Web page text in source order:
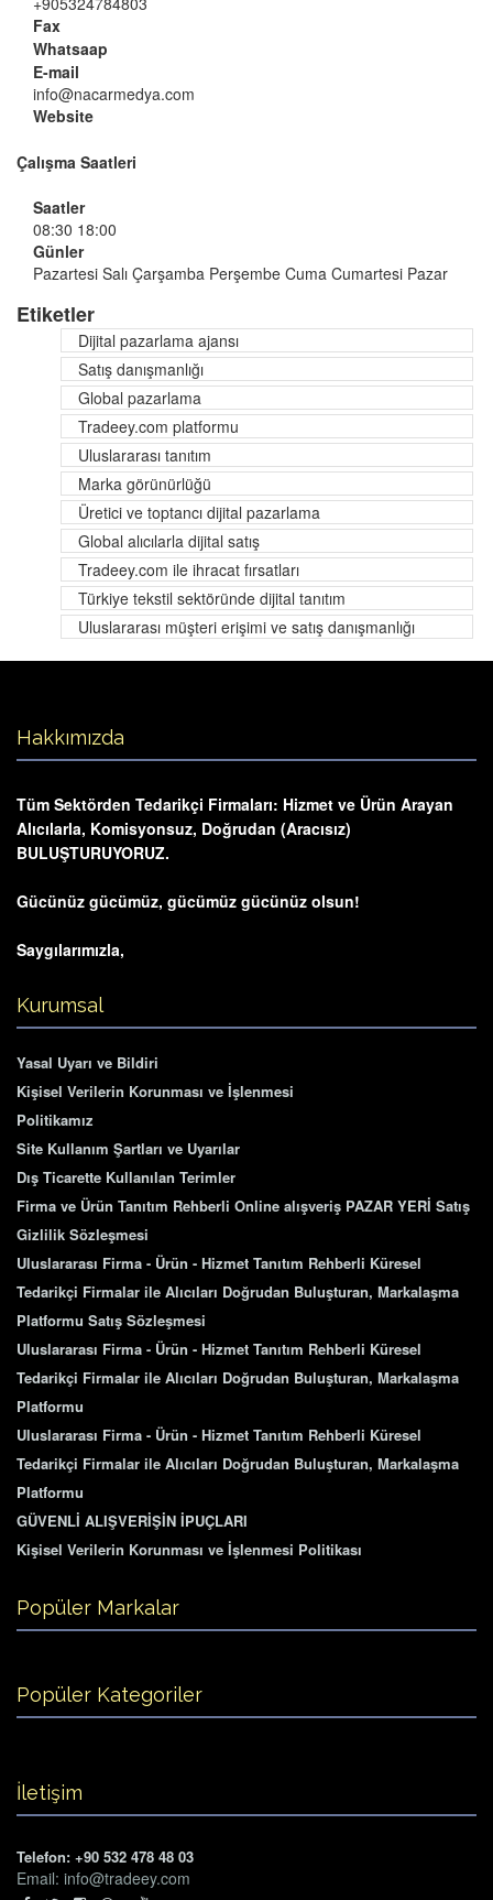
Fax
Whatsaap
E-mail
info@nacarmedya.com
Website
Çalışma Saatleri
Saatler
08:30 18:00
Günler
Pazartesi Salı Çarşamba Perşembe Cuma Cumartesi Pazar
Etiketler
Dijital pazarlama ajansı
Satış danışmanlığı
Global pazarlama
Tradeey.com platformu
Uluslararası tanıtım
Marka görünürlüğü
Üretici ve toptancı dijital pazarlama
Global alıcılarla dijital satış
Tradeey.com ile ihracat fırsatları
Türkiye tekstil sektöründe dijital tanıtım
Uluslararası müşteri erişimi ve satış danışmanlığı
Hakkımızda
Tüm Sektörden Tedarikçi Firmaları: Hizmet ve Ürün Arayan
Alıcılarla, Komisyonsuz, Doğrudan (Aracısız)
BULUŞTURUYORUZ.
Gücünüz gücümüz, gücümüz gücünüz olsun!
Saygılarımızla,
Kurumsal
Yasal Uyarı ve Bildiri
Kişisel Verilerin Korunması ve İşlenmesi
Politikamız
Site Kullanım Şartları ve Uyarılar
Dış Ticarette Kullanılan Terimler
Firma ve Ürün Tanıtım Rehberli Online alışveriş PAZAR YERİ Satış
Gizlilik Sözleşmesi
Uluslararası Firma - Ürün - Hizmet Tanıtım Rehberli Küresel
Tedarikçi Firmalar ile Alıcıları Doğrudan Buluşturan, Markalaşma
Platformu Satış Sözleşmesi
Uluslararası Firma - Ürün - Hizmet Tanıtım Rehberli Küresel
Tedarikçi Firmalar ile Alıcıları Doğrudan Buluşturan, Markalaşma
Platformu
Uluslararası Firma - Ürün - Hizmet Tanıtım Rehberli Küresel
Tedarikçi Firmalar ile Alıcıları Doğrudan Buluşturan, Markalaşma
Platformu
GÜVENLİ ALIŞVERİŞİN İPUÇLARI
Kişisel Verilerin Korunması ve İşlenmesi Politikası
Popüler Markalar
Popüler Kategoriler
İletişim
Telefon: +90 532 478 48 03
Email: info@tradeey.com